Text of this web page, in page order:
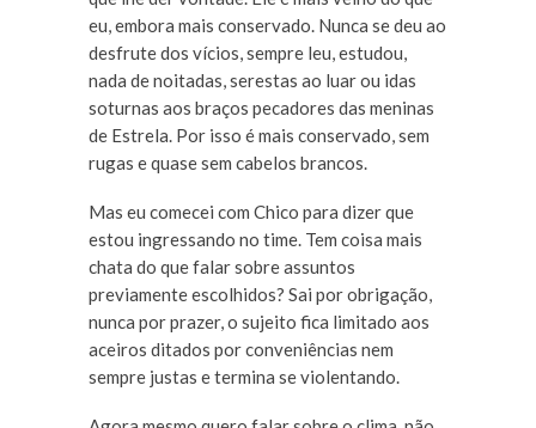
eu, embora mais conservado. Nunca se deu ao
desfrute dos vícios, sempre leu, estudou,
nada de noitadas, serestas ao luar ou idas
soturnas aos braços pecadores das meninas
de Estrela. Por isso é mais conservado, sem
rugas e quase sem cabelos brancos.
Mas eu comecei com Chico para dizer que
estou ingressando no time. Tem coisa mais
chata do que falar sobre assuntos
previamente escolhidos? Sai por obrigação,
nunca por prazer, o sujeito fica limitado aos
aceiros ditados por conveniências nem
sempre justas e termina se violentando.